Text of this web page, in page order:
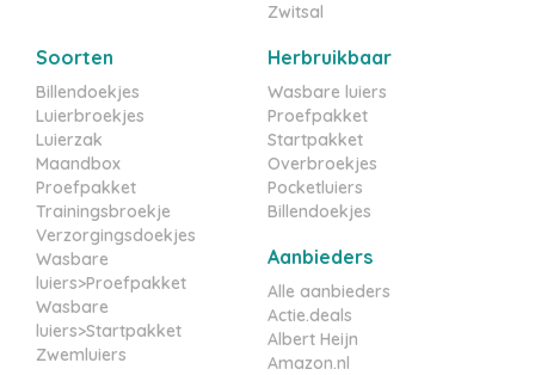
Zwitsal
Soorten
Billendoekjes
Luierbroekjes
Luierzak
Maandbox
Proefpakket
Trainingsbroekje
Verzorgingsdoekjes
Wasbare
luiers>Proefpakket
Wasbare
luiers>Startpakket
Zwemluiers
Herbruikbaar
Wasbare luiers
Proefpakket
Startpakket
Overbroekjes
Pocketluiers
Billendoekjes
Aanbieders
Alle aanbieders
Actie.deals
Albert Heijn
Amazon.nl